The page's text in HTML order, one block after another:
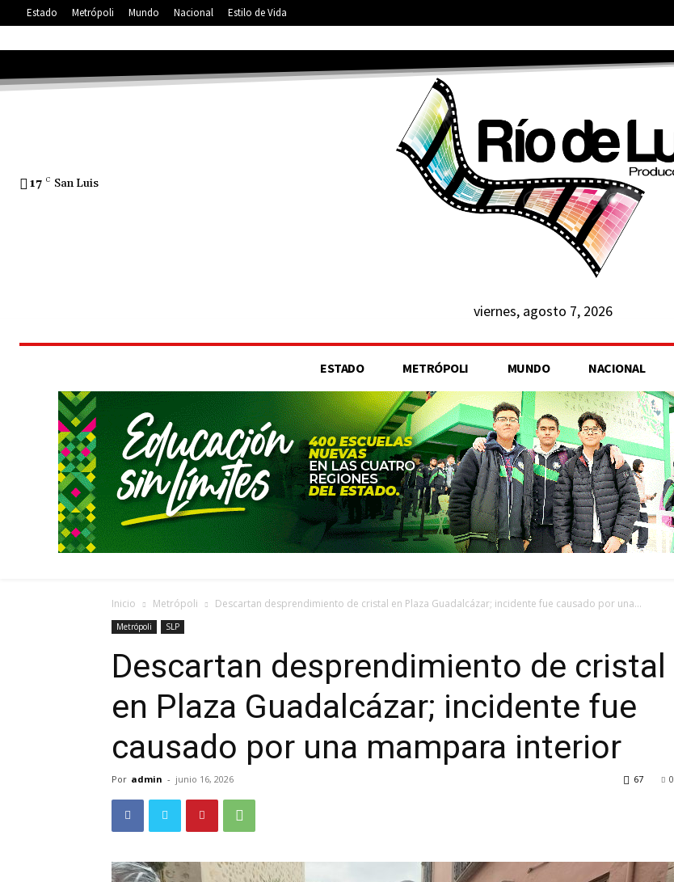
Estado Metrópoli Mundo Nacional Estilo de Vida
17 C San Luis
viernes, agosto 7, 2026
ESTADO METRÓPOLI MUNDO NACIONAL
Inicio Metrópoli Descartan desprendimiento de cristal en Plaza Guadalcázar; incidente fue causado por una...
Metrópoli SLP
Descartan desprendimiento de cristal
en Plaza Guadalcázar; incidente fue
causado por una mampara interior
Por admin - junio 16, 2026 0
67